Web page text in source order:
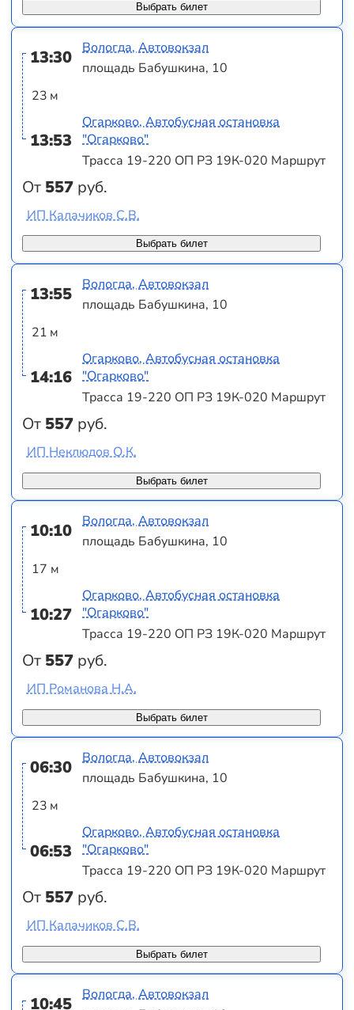
Выбрать билет
13:30
23 м
13:53
От 557 руб.
Вологда, Автовокзал
площадь Бабушкина, 10
Огарково, Автобусная остановка
"Огарково"
Трасса 19-220 ОП РЗ 19К-020 Маршрут
Выбрать билет
ИП Калачиков С.В.
13:55
21 м
14:16
От 557 руб.
Вологда, Автовокзал
площадь Бабушкина, 10
Огарково, Автобусная остановка
"Огарково"
Трасса 19-220 ОП РЗ 19К-020 Маршрут
Выбрать билет
ИП Неклюдов О.К.
10:10
17 м
10:27
От 557 руб.
Вологда, Автовокзал
площадь Бабушкина, 10
Огарково, Автобусная остановка
"Огарково"
Трасса 19-220 ОП РЗ 19К-020 Маршрут
Выбрать билет
ИП Романова Н.А.
06:30
23 м
06:53
От 557 руб.
Вологда, Автовокзал
площадь Бабушкина, 10
Огарково, Автобусная остановка
"Огарково"
Трасса 19-220 ОП РЗ 19К-020 Маршрут
Выбрать билет
ИП Калачиков С.В.
10:45
Вологда, Автовокзал